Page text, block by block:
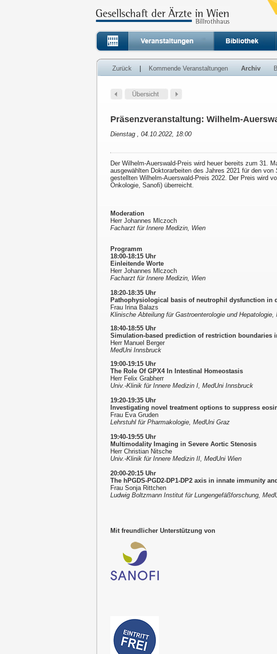
Zurück Kommende Veranstaltungen Archiv
Präsenzveranstaltung: Wilhelm-
Dienstag , 04.10.2022, 18:00
Der Wilhelm-Auerswald-Preis wird heuer bereits zum 31.
ausgewählten Doktorarbeiten des Jahres 2021 für den von
gestellten Wilhelm-Auerswald-Preis 2022. Der Preis wird
Onkologie, Sanofi) überreicht.
Moderation
Herr Johannes Mlczoch
Facharzt für Innere Medizin, Wien
Programm
18:00-18:15 Uhr
Einleitende Worte
Herr Johannes Mlczoch
Facharzt für Innere Medizin, Wien
18:20-18:35 Uhr
Pathophysiological basis of neutrophil dysfunction in
Frau Irina Balazs
Klinische Abteilung für Gastroenterologie und Hepatologie,
18:40-18:55 Uhr
Simulation-based prediction of restriction boundaries
Herr Manuel Berger
MedUni Innsbruck
19:00-19:15 Uhr
The Role Of GPX4 In Intestinal Homeostasis
Herr Felix Grabherr
Univ.-Klinik für Innere Medizin I, MedUni Innsbruck
19:20-19:35 Uhr
Investigating novel treatment options to suppress
Frau Eva Gruden
Lehrstuhl für Pharmakologie, MedUni Graz
19:40-19:55 Uhr
Multimodality Imaging in Severe Aortic Stenosis
Herr Christian Nitsche
Univ.-Klinik für Innere Medizin II, MedUni Wien
20:00-20:15 Uhr
The hPGDS-PGD2-DP1-DP2 axis in innate immunity
Frau Sonja Rittchen
Ludwig Boltzmann Institut für Lungengefäßforschung,
Mit freundlicher Unterstützung von